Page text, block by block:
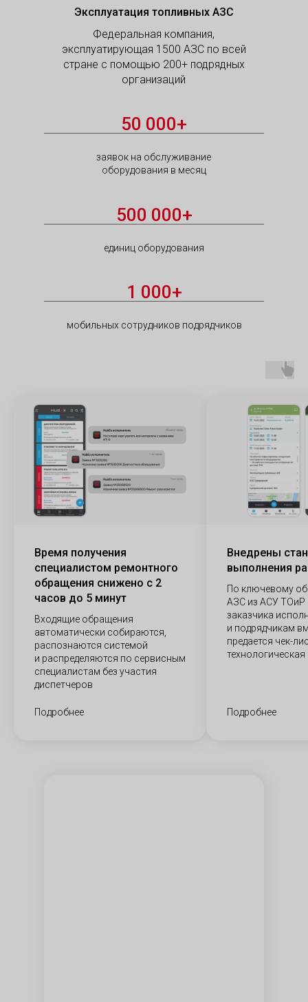
1 000+
50 000+
заявок на обслуживание
оборудования в месяц
мобильных сотрудников подрядчиков
единиц оборудования
500 000+
Федеральная компания,
эксплуатирующая 1500 АЗС по всей
стране с помощью 200+ подрядных
организаций
Эксплуатация топливных АЗС
Время получения
специалистом ремонтного
обращения снижено с 2
часов до 5 минут
Входящие обращения
автоматически собираются,
распознаются системой
и распределяются по сервисным
специалистам без участия
диспетчеров
Подробнее
Внедрены
выполнения
По ключевому
АЗС из АСУ ТОиР
заказчика
и подрядчикам
предается чек-
технологическая
Подробнее